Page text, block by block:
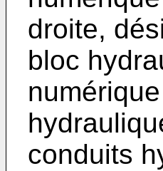
droite,
bloc
conduits